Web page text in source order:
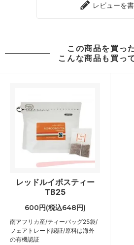
レビューを書
この商品を買っ
こんな商品も買っ
レッドルイボスティー
TB25
600円(税込648円)
南アフリカ産/ティーバッグ25袋/
フェアトレード認証/原料は海外
の有機認証